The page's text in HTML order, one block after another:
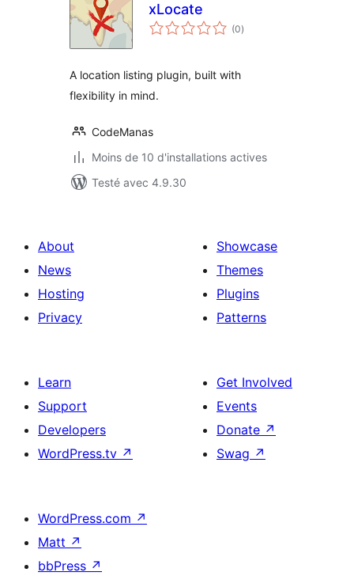
xLocate
(0notes
en
)
A location listing plugin, built with
flexibility in mind.
CodeManas
Moins de 10 d'installations actives
Testé avec 4.9.30
About
News
Hosting
Privacy
Showcase
Themes
Plugins
Patterns
Learn
Support
Developers
WordPress.tv ↗
Get Involved
Events
Donate ↗
Swag ↗
WordPress.com ↗
Matt ↗
bbPress ↗